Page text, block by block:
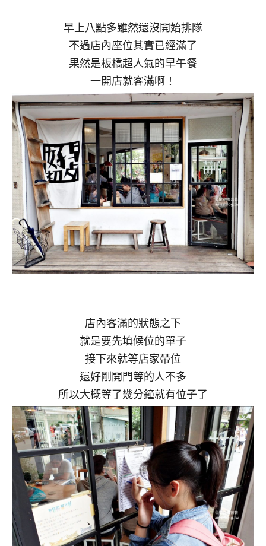
早上八點多雖然還沒開始排隊
不過店內座位其實已經滿了
果然是板橋超人氣的早午餐
一開店就客滿啊！
店內客滿的狀態之下
就是要先填候位的單子
接下來就等店家帶位
還好剛開門等的人不多
所以大概等了幾分鐘就有位子了